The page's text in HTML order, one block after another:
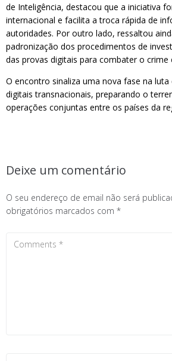
de Inteligência, destacou que a iniciativa
internacional e facilita a troca rápida de
autoridades. Por outro lado, ressaltou
padronização dos procedimentos de
das provas digitais para combater o crime
O encontro sinaliza uma nova fase na
digitais transnacionais, preparando o
operações conjuntas entre os países da
Deixe um comentário
O seu endereço de email não será
obrigatórios marcados com *